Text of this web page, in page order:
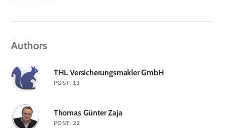
Authors
THL Versicherungsmakler GmbH
POST: 13
Thomas Günter Zaja
POST: 22